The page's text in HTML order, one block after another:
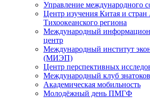
Управление международного
Центр изучения Китая и стран
Тихоокеанского региона
Международный
центр
Международный институт
(МИЭП)
Центр перспективных
Международный клуб знатоков
Академическая мобильность
Молодёжный день ПМГФ